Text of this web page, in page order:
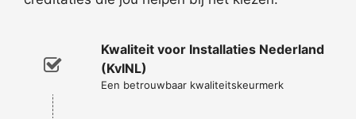
Kwaliteit voor Installaties Nederland
(KvINL)
Een betrouwbaar kwaliteitskeurmerk